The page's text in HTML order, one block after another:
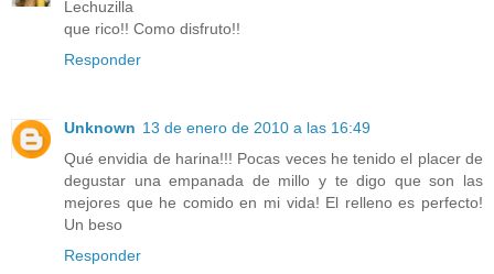
Lechuzilla
que rico!! Como disfruto!!
Responder
Unknown 13 de enero de 2010 a las 16:49
Qué envidia de harina!!! Pocas veces he tenido el placer de
degustar una empanada de millo y te digo que son las
mejores que he comido en mi vida! El relleno es perfecto!
Un beso
Responder